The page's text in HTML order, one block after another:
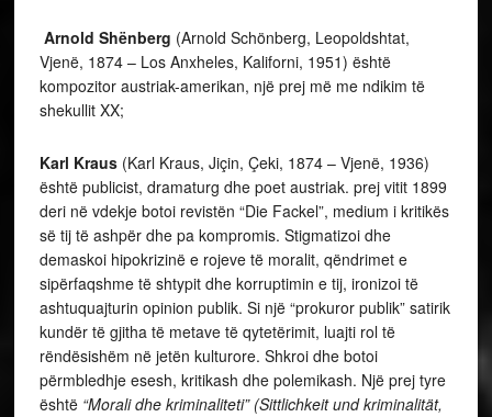
Arnold Shënberg (Arnold Schönberg, Leopoldshtat,
Vjenë, 1874 – Los Anxheles, Kaliforni, 1951) është
kompozitor austriak-amerikan, një prej më me ndikim të
shekullit XX;
Karl Kraus (Karl Kraus, Jiçin, Çeki, 1874 – Vjenë, 1936)
është publicist, dramaturg dhe poet austriak. prej vitit 1899
deri në vdekje botoi revistën “Die Fackel”, medium i kritikës
së tij të ashpër dhe pa kompromis. Stigmatizoi dhe
demaskoi hipokrizinë e rojeve të moralit, qëndrimet e
sipërfaqshme të shtypit dhe korruptimin e tij, ironizoi të
ashtuquajturin opinion publik. Si një “prokuror publik” satirik
kundër të gjitha të metave të qytetërimit, luajti rol të
rëndësishëm në jetën kulturore. Shkroi dhe botoi
përmbledhje esesh, kritikash dhe polemikash. Një prej tyre
është “Morali dhe kriminaliteti” (Sittlichkeit und kriminalität,